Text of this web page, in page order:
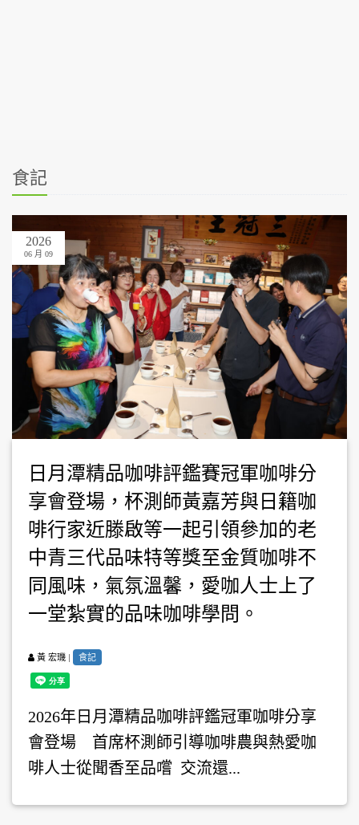
食記
2026
06 月 09
日月潭精品咖啡評鑑賽冠軍咖啡分
享會登場，杯測師黃嘉芳與日籍咖
啡行家近滕啟等一起引領參加的老
中青三代品味特等獎至金質咖啡不
同風味，氣氛溫馨，愛咖人士上了
一堂紮實的品味咖啡學問。
黃 宏璣 | 食記
2026年日月潭精品咖啡評鑑冠軍咖啡分享
會登場 首席杯測師引導咖啡農與熱愛咖
啡人士從聞香至品嚐 交流還...